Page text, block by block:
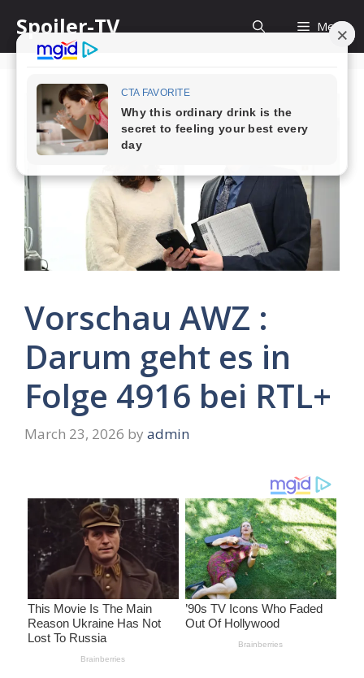
content
Spoiler-TV Menu
Vorschau AWZ :
Darum geht es in
Folge 4916 bei RTL+
March 23, 2026 by admin